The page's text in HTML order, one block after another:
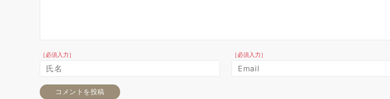
［必須入力］ ［必須入力］